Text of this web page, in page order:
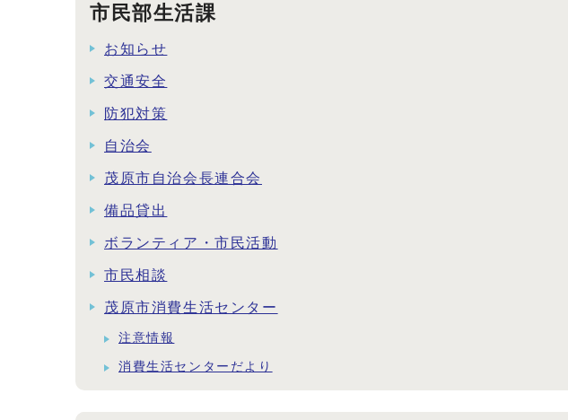
市民部生活課
お知らせ
交通安全
防犯対策
自治会
茂原市自治会長連合会
備品貸出
ボランティア・市民活動
市民相談
茂原市消費生活センター
注意情報
消費生活センターだより